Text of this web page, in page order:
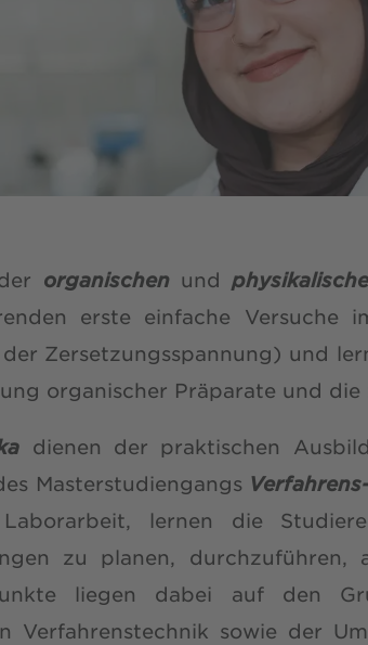
organischenund
erste einfache Versuche
Zersetzungsspannung) und
organischer Präparate und
dienen der praktischen
Masterstudiengangs
lernen die
zu planen, durchzuführen,
liegen dabei auf den
Verfahrenstechnik sowie der